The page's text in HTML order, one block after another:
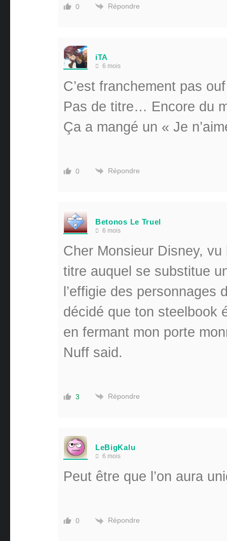
0 Répondre
iTA
6 mois
C’est franchement pas
Pas de titre… Encore du
Ça a mangé un « Je
0 Répondre
Betonos Le Truel
6 mois
Cher Monsieur Disney, vu
titre auquel se substitue
l’effigie des personnages
décidé que ton steelbook
en fermant mon porte
Nuff said.
3 Répondre
LeBigKalu
6 mois
Peut être que l’on aura
0 Répondre